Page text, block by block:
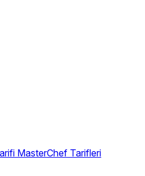
MasterChef Tarifleri